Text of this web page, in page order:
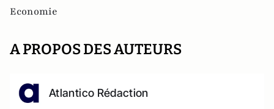
Economie
A PROPOS DES AUTEURS
Atlantico Rédaction